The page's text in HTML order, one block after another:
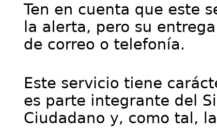
Ten en cuenta que este
la alerta, pero su
de correo o telefonía.
Este servicio tiene
es parte integrante del
Ciudadano y, como tal,